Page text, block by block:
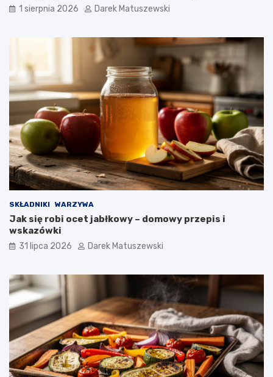
1 sierpnia 2026 Darek Matuszewski
SKŁADNIKI WARZYWA
Jak się robi ocet jabłkowy – domowy przepis i
wskazówki
31 lipca 2026 Darek Matuszewski